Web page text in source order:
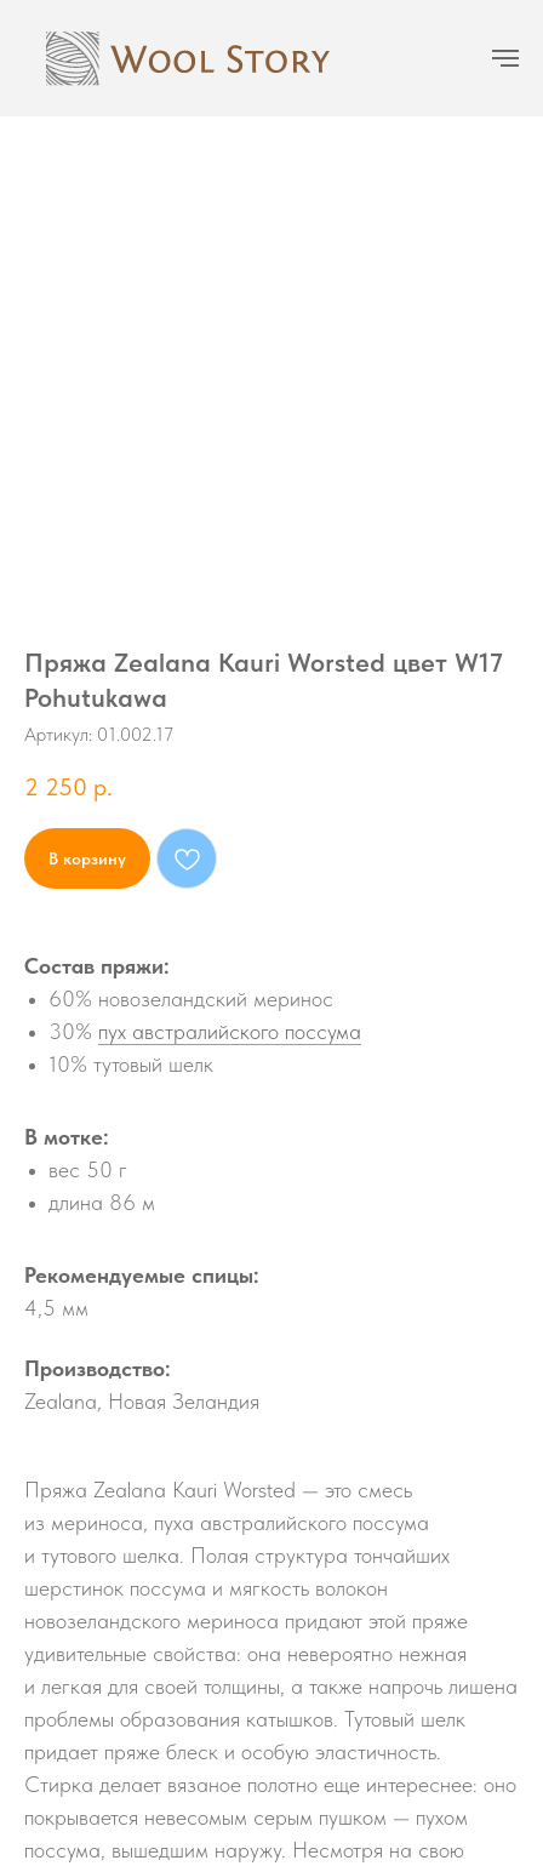
Пряжа Zealana Kauri Worsted цвет W17
Pohutukawa
Артикул: 01.002.17
2 250 р.
В корзину
Состав пряжи:
60% новозеландский меринос
30% пух австралийского поссума
10% тутовый шелк
В мотке:
вес 50 г
длина 86 м
Рекомендуемые спицы:
4,5 мм
Производство:
Zealana, Новая Зеландия
Пряжа Zealana Kauri Worsted — это смесь
из мериноса, пуха австралийского поссума
и тутового шелка. Полая структура тончайших
шерстинок поссума и мягкость волокон
новозеландского мериноса придают этой пряже
удивительные свойства: она невероятно нежная
и легкая для своей толщины, а также напрочь лишена
проблемы образования катышков. Тутовый шелк
придает пряже блеск и особую эластичность.
Стирка делает вязаное полотно еще интереснее: оно
покрывается невесомым серым пушком — пухом
поссума, вышедшим наружу. Несмотря на свою